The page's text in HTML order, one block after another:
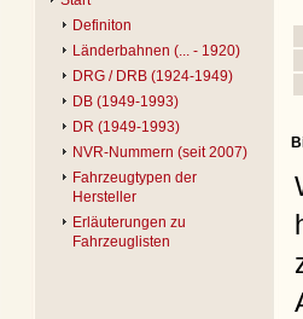
Definiton
Länderbahnen (... - 1920)
DRG / DRB (1924-1949)
DB (1949-1993)
DR (1949-1993)
NVR-Nummern (seit 2007)
Fahrzeugtypen der
Hersteller
Erläuterungen zu
Fahrzeuglisten